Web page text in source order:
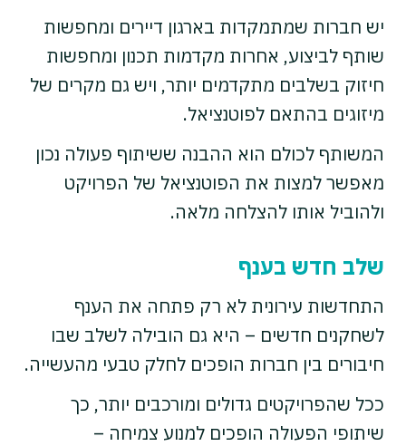
יש חברות שמתמקדות בארגון דיירים ומחפשות
שותף לביצוע, אחרות מקדמות תכנון ומחפשות
חיזוק בשלבים מתקדמים יותר, ויש גם מקרים של
מיזוגים בהתאם לפוטנציאל.
המשותף לכולם הוא ההבנה ששיתוף פעולה נכון
מאפשר למצות את הפוטנציאל של הפרויקט
ולהוביל אותו להצלחה מלאה.
שלב חדש בענף
התחדשות עירונית לא רק פתחה את הענף
לשחקנים חדשים – היא גם הובילה לשלב שבו
חיבורים בין חברות הופכים לחלק טבעי מהעשייה.
ככל שהפרויקטים גדולים ומורכבים יותר, כך
שיתופי הפעולה הופכים למנוע צמיחה –